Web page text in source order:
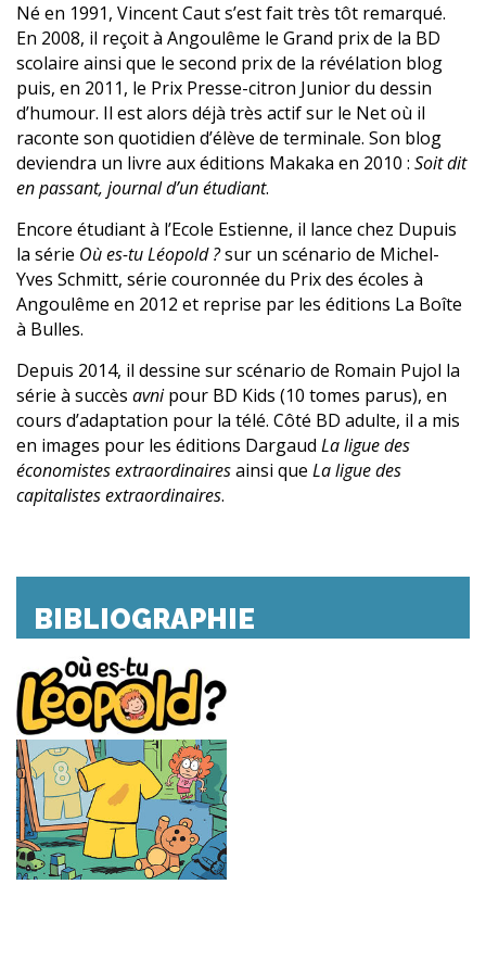
Né en 1991, Vincent Caut s’est fait très tôt remarqué.
En 2008, il reçoit à Angoulême le Grand prix de la BD
scolaire ainsi que le second prix de la révélation blog
puis, en 2011, le Prix Presse-citron Junior du dessin
d’humour. Il est alors déjà très actif sur le Net où il
raconte son quotidien d’élève de terminale. Son blog
deviendra un livre aux éditions Makaka en 2010 : Soit dit
en passant, journal d’un étudiant.
Encore étudiant à l’Ecole Estienne, il lance chez Dupuis
la série Où es-tu Léopold ?sur un scénario de Michel-
Yves Schmitt, série couronnée du Prix des écoles à
Angoulême en 2012 et reprise par les éditions La Boîte
à Bulles.
Depuis 2014, il dessine sur scénario de Romain Pujol la
série à succès avnipour BD Kids (10 tomes parus), en
cours d’adaptation pour la télé. Côté BD adulte, il a mis
en images pour les éditions Dargaud La ligue des
économistes extraordinairesainsi que La ligue des
capitalistes extraordinaires.
BIBLIOGRAPHIE